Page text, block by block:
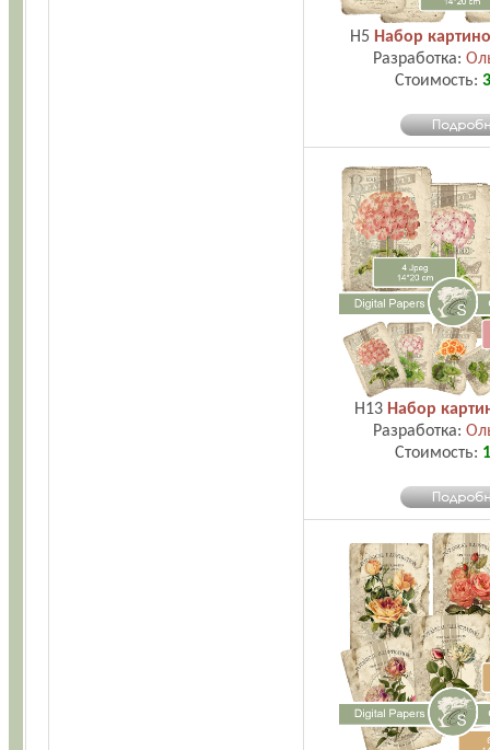
H5 Набор
Разработка:
Стоимость:
H13 Набор
Разработка:
Стоимость: